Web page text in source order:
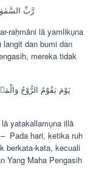
رَّبِّ
raḥmāni lā yamlikụna
langit dan bumi dan
mereka tidak
يَوْمَ يَقُوْمُ الرُّوْحُ
yatakallamụna illā
Pada hari, ketika ruh
berkata-kata, kecuali
Yang Maha Pengasih